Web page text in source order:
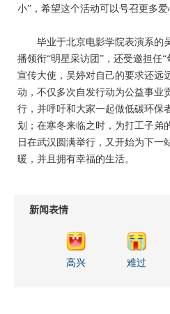
小”，希望这个活动可以号召更多
毕业于北京电影学院表演系的吴
播领衔“明星采访团”，还受邀担任
宣传大使，吴婷对自己的要求还远
动，不仅多次自发行动为公益事业
行，并呼吁和大家一起做低碳环保
划；在寒冬来临之时，为打工子弟
日在武汉圆满举行，又开始为下一
暖，并且拥有幸福的生活。
新闻表情
高兴 难过